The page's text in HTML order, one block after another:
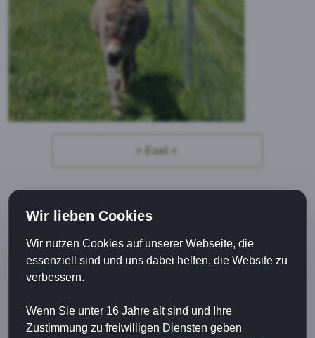
Esel
Wir lieben Cookies
Wir nutzen Cookies auf unserer Webseite, die
essenziell sind und uns dabei helfen, die Website zu
verbessern.
Wenn Sie unter 16 Jahre alt sind und Ihre
Zustimmung zu freiwilligen Diensten geben